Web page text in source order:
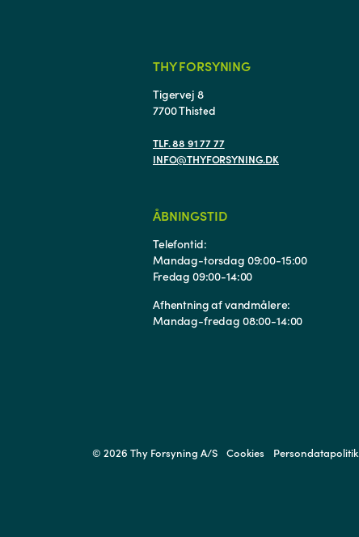
THY FORSYNING
Tigervej 8
7700 Thisted
TLF. 88 91 77 77
INFO@THYFORSYNING.DK
ÅBNINGSTID
Telefontid:
Mandag-torsdag 09:00-15:00
Fredag 09:00-14:00
Afhentning af vandmålere:
Mandag-fredag 08:00-14:00
© 2026 Thy Forsyning A/S Cookies Persondatapolitik